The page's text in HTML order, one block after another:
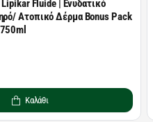
Fluide | Ενυδατικό
Ατοπικό Δέρμα Bonus Pack
Καλάθι